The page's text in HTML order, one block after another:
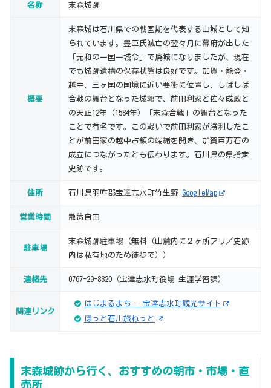
名称 末森城跡
概要
末森城は石川県での戦国期を代表する山城として知
られています。豊臣氏滅亡の翌々月に幕府が出した
「元和の一国一城令」で廃城になりましたが、現在
でも城跡遺構の保存状態は良好です。加賀・能登・
越中、三ヶ国の国境に近い要衝に位置し、しばしば
合戦の舞台となった城郭で、前田利家と佐々成政と
の天正12年（1584年）「末森合戦」の舞台となった
ことで有名です。この戦いで前田利家が勝利したこ
とが前田家の越中占領の端緒を開き、加賀百万石の
成立につながったとも伝わります。石川県の県指定
史跡です。
住所 石川県羽咋郡宝達志水町竹生野 GoogleMap
営業時間 散策自由
駐車場
末森城跡駐車場（無料（山麓内に２ヶ所アリ／史跡
内は私有地のため徒歩で））
連絡先 0767-29-8320（宝達志水町役場 生涯学習課）
関連リンク
はじまるまち – 宝達志水町観光サイト
ほっと石川旅ねっと
末森城跡から行く、おすすめの朝市・市場・直
売所